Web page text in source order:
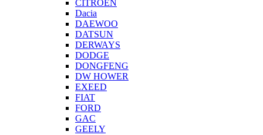
CITROEN
Dacia
DAEWOO
DATSUN
DERWAYS
DODGE
DONGFENG
DW HOWER
EXEED
FIAT
FORD
GAC
GEELY